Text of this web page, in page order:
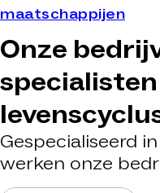
maatschappijen
Onze
Gespecialiseerd
werken onze